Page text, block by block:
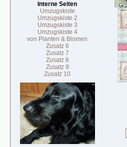
Interne Seiten
Umzugskiste
Umzugskiste 2
Umzugskiste 3
Umzugskiste 4
von Planten & Blomen
Zusatz 6
Zusatz 7
Zusatz 8
Zusatz 9
Zusatz 10